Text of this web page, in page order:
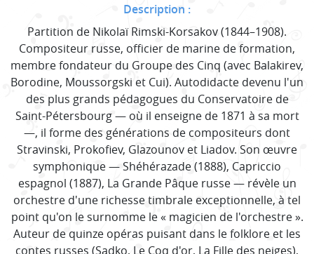
Description :
Partition de Nikolaï Rimski-Korsakov (1844–1908).
Compositeur russe, officier de marine de formation,
membre fondateur du Groupe des Cinq (avec Balakirev,
Borodine, Moussorgski et Cui). Autodidacte devenu l'un
des plus grands pédagogues du Conservatoire de
Saint-Pétersbourg — où il enseigne de 1871 à sa mort
—, il forme des générations de compositeurs dont
Stravinski, Prokofiev, Glazounov et Liadov. Son œuvre
symphonique — Shéhérazade (1888), Capriccio
espagnol (1887), La Grande Pâque russe — révèle un
orchestre d'une richesse timbrale exceptionnelle, à tel
point qu'on le surnomme le « magicien de l'orchestre ».
Auteur de quinze opéras puisant dans le folklore et les
contes russes (Sadko, Le Coq d'or, La Fille des neiges),